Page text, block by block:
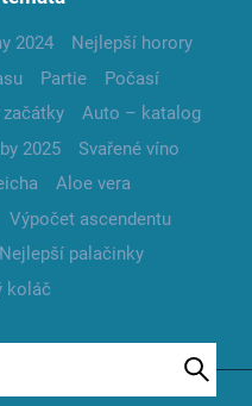
2024
Nejlepší horory
Partie
Počasí
začátky
Auto – katalog
2025
Svařené víno
Aloe vera
Výpočet ascendentu
Nejlepší palačinky
koláč